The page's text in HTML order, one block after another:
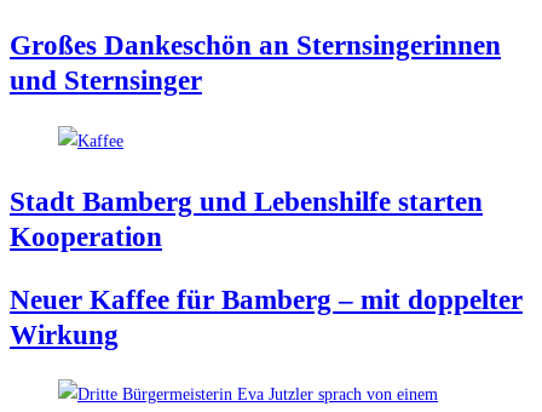
Gro­ßes Dan­ke­schön an Stern­sin­ge­rin­nen
und Sternsinger
Stadt Bam­berg und Lebens­hil­fe star­ten
Kooperation
Neu­er Kaf­fee für Bam­berg – mit dop­pel­ter
Wirkung